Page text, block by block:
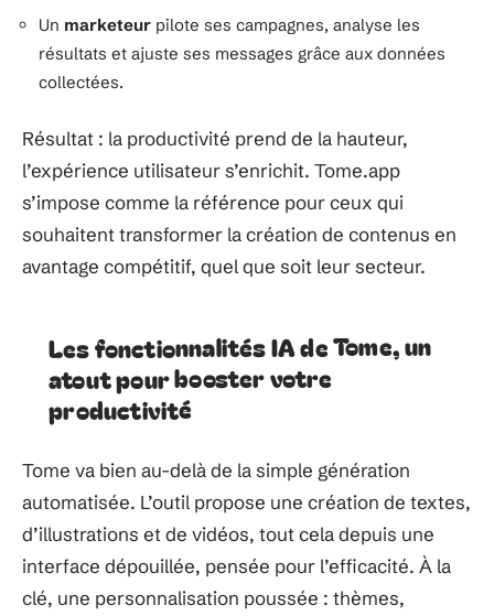
Un marketeur pilote ses campagnes, analyse les
résultats et ajuste ses messages grâce aux données
collectées.
Résultat : la productivité prend de la hauteur,
l’expérience utilisateur s’enrichit. Tome.app
s’impose comme la référence pour ceux qui
souhaitent transformer la création de contenus en
avantage compétitif, quel que soit leur secteur.
Les fonctionnalités IA de Tome, un
atout pour booster votre
productivité
Tome va bien au-delà de la simple génération
automatisée. L’outil propose une création de textes,
d’illustrations et de vidéos, tout cela depuis une
interface dépouillée, pensée pour l’efficacité. À la
clé, une personnalisation poussée : thèmes,